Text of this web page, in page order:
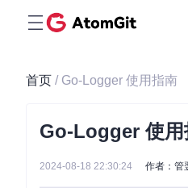
首页 / Go-Logger 使用指南
Go-Logger 使用
2024-08-18 22:30:24 作者：管